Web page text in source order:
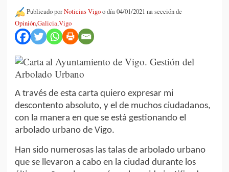
Publicado porNoticias Vigoo día 04/01/2021 na sección de
Opinión,Galicia,Vigo
A través de esta carta quiero expresar mi
descontento absoluto, y el de muchos ciudadanos,
con la manera en que se está gestionando el
arbolado urbano de Vigo.
Han sido numerosas las talas de arbolado urbano
que se llevaron a cabo en la ciudad durante los